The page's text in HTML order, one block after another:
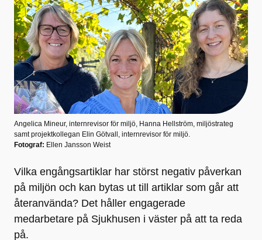
Angelica Mineur, internrevisor för miljö, Hanna Hellström, miljöstrateg
samt projektkollegan Elin Götvall, internrevisor för miljö.
Fotograf: Ellen Jansson Weist
Vilka engångsartiklar har störst negativ påverkan
på miljön och kan bytas ut till artiklar som går att
återanvända? Det håller engagerade
medarbetare på Sjukhusen i väster på att ta reda
på.